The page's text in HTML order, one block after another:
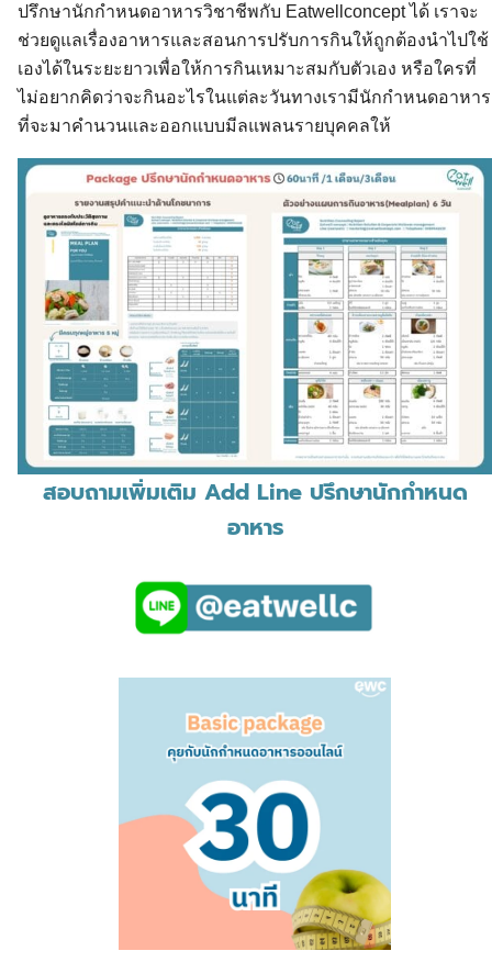
ปรึกษานักกำหนดอาหารวิชาชีพกับ Eatwellconcept ได้ เราจะ
ช่วยดูแลเรื่องอาหารและสอนการปรับการกินให้ถูกต้องนำไปใช้
เองได้ในระยะยาวเพื่อให้การกินเหมาะสมกับตัวเอง หรือใครที่
ไม่อยากคิดว่าจะกินอะไรในแต่ละวันทางเรามีนักกำหนดอาหาร
ที่จะมาคำนวนและออกแบบมีลแพลนรายบุคคลให้
สอบถามเพิ่มเติม Add Line ปรึกษานักกำหนด
อาหาร